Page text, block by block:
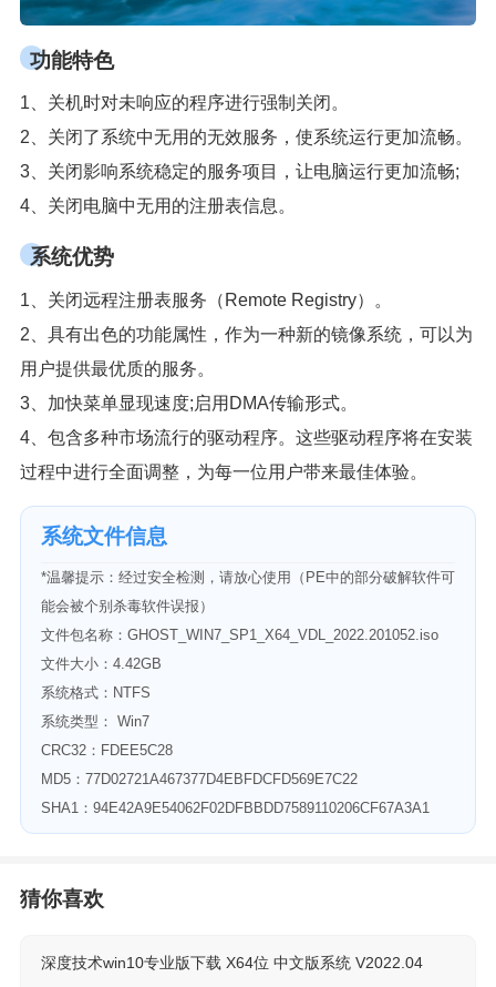
功能特色
1、关机时对未响应的程序进行强制关闭。
2、关闭了系统中无用的无效服务，使系统运行更加流畅。
3、关闭影响系统稳定的服务项目，让电脑运行更加流畅;
4、关闭电脑中无用的注册表信息。
系统优势
1、关闭远程注册表服务（Remote Registry）。
2、具有出色的功能属性，作为一种新的镜像系统，可以为
用户提供最优质的服务。
3、加快菜单显现速度;启用DMA传输形式。
4、包含多种市场流行的驱动程序。这些驱动程序将在安装
过程中进行全面调整，为每一位用户带来最佳体验。
系统文件信息
*温馨提示：经过安全检测，请放心使用（PE中的部分破解软件可
能会被个别杀毒软件误报）
文件包名称：GHOST_WIN7_SP1_X64_VDL_2022.201052.iso
文件大小：4.42GB
系统格式：NTFS
系统类型： Win7
CRC32：FDEE5C28
MD5：77D02721A467377D4EBFDCFD569E7C22
SHA1：94E42A9E54062F02DFBBDD7589110206CF67A3A1
猜你喜欢
深度技术win10专业版下载 X64位 中文版系统 V2022.04